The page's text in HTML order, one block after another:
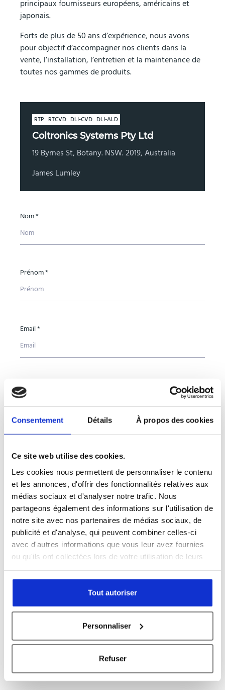
Consentement Détails À propos des cookies
Ce site web utilise des cookies.
Les cookies nous permettent de personnaliser le contenu
et les annonces, d'offrir des fonctionnalités relatives aux
médias sociaux et d'analyser notre trafic. Nous
partageons également des informations sur l'utilisation de
notre site avec nos partenaires de médias sociaux, de
publicité et d'analyse, qui peuvent combiner celles-ci
avec d'autres informations que vous leur avez fournies
ou qu'ils ont collectées lors de votre utilisation de leurs
Tout autoriser
Personnaliser
Refuser
principaux fournisseurs européens, américains et
japonais.
Forts de plus de 50 ans d’expérience, nous avons
pour objectif d’accompagner nos clients dans la
vente, l’installation, l’entretien et la maintenance de
toutes nos gammes de produits.
RTP RTCVD DLI-CVD DLI-ALD
Coltronics Systems Pty Ltd
19 Byrnes St, Botany. NSW. 2019, Australia
James Lumley
Nom *
Prénom *
Email *
Téléphone *
Entreprise *
Sujet *
Message *